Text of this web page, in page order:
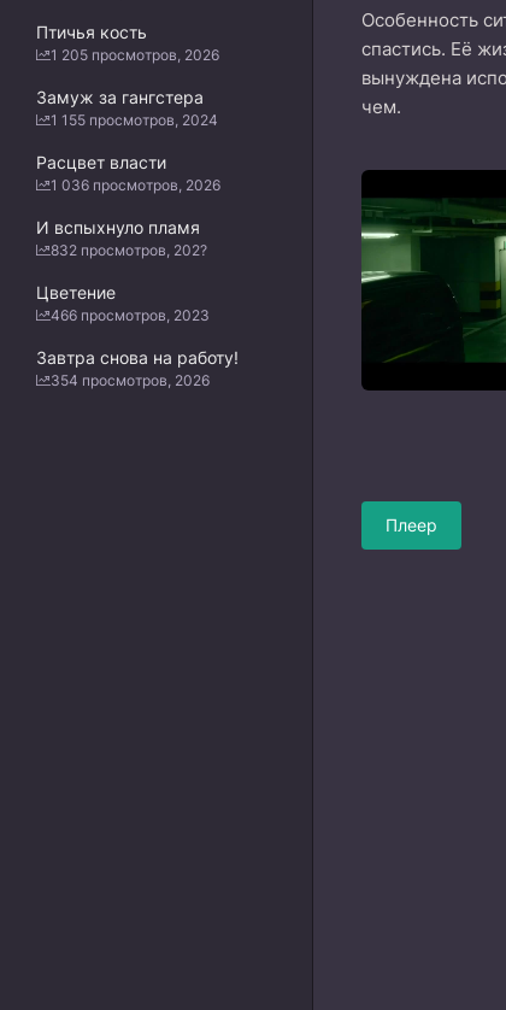
Особенность
спастись. Её
вынуждена
чем.
Плеер
Птичья кость
1 205 просмотров, 2026
Замуж за гангстера
1 155 просмотров, 2024
Расцвет власти
1 036 просмотров, 2026
И вспыхнуло пламя
832 просмотров, 202?
Цветение
466 просмотров, 2023
Завтра снова на работу!
354 просмотров, 2026